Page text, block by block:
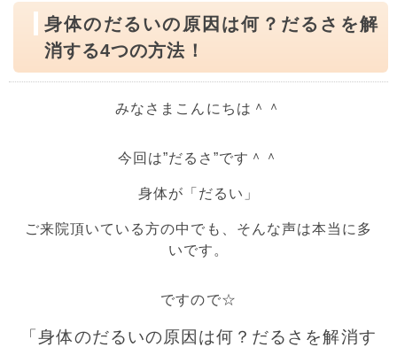
身体のだるいの原因は何？だるさを解
消する4つの方法！
みなさまこんにちは＾＾
今回は”だるさ”です＾＾
身体が「だるい」
ご来院頂いている方の中でも、そんな声は本当に多
いです。
ですので☆
「身体のだるいの原因は何？だるさを解消す